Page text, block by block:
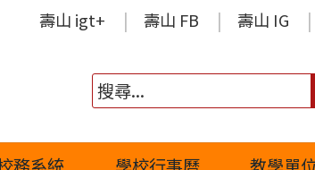
壽山 igt+ 壽山 FB 壽山 IG